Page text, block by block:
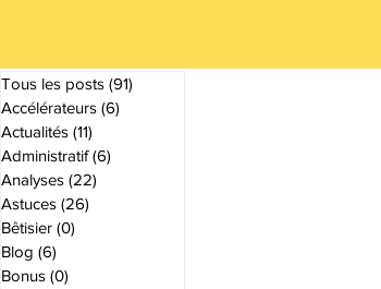
Tous les posts (91)
Accélérateurs (6)
Actualités (11)
Administratif (6)
Analyses (22)
Astuces (26)
Bêtisier (0)
Blog (6)
Bonus (0)